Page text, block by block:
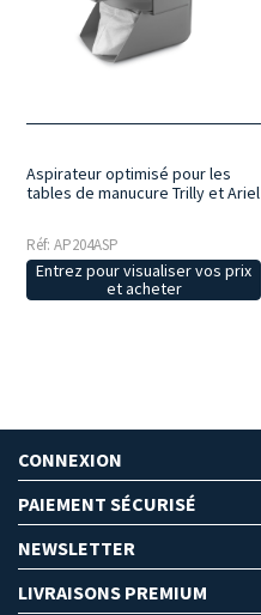
Aspirateur optimisé pour les
tables de manucure Trilly et Ariel
Réf: AP204ASP
Entrez pour visualiser vos prix
et acheter
CONNEXION
PAIEMENT SÉCURISÉ
NEWSLETTER
LIVRAISONS PREMIUM